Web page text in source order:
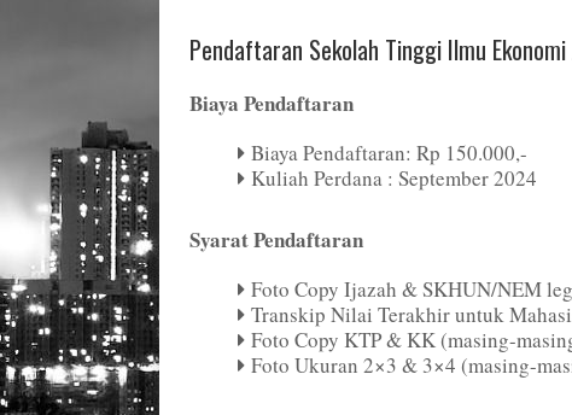
Pendaftaran Sekolah Tinggi Ilmu
Biaya Pendaftaran
Biaya Pendaftaran: Rp 150.000,-
Kuliah Perdana : September 2024
Syarat Pendaftaran
Foto Copy Ijazah & SKHUN/NEM
Transkip Nilai Terakhir untuk
Foto Copy KTP & KK (masing-
Foto Ukuran 2×3 & 3×4 (masing-